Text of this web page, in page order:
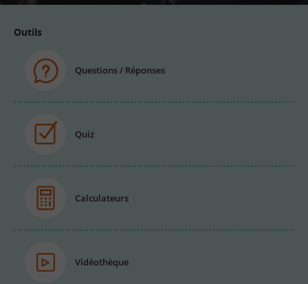
Outils
Questions / Réponses
Quiz
Calculateurs
Vidéothèque